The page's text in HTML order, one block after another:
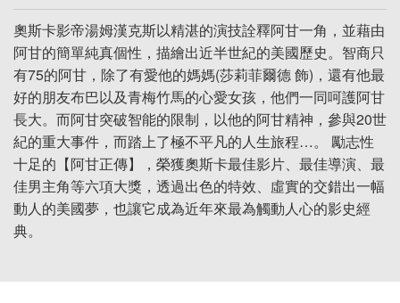
奧斯卡影帝湯姆漢克斯以精湛的演技詮釋阿甘一角，並藉由
阿甘的簡單純真個性，描繪出近半世紀的美國歷史。智商只
有75的阿甘，除了有愛他的媽媽(莎莉菲爾德 飾)，還有他最
好的朋友布巴以及青梅竹馬的心愛女孩，他們一同呵護阿甘
長大。而阿甘突破智能的限制，以他的阿甘精神，參與20世
紀的重大事件，而踏上了極不平凡的人生旅程…。 勵志性
十足的【阿甘正傳】，榮獲奧斯卡最佳影片、最佳導演、最
佳男主角等六項大獎，透過出色的特效、虛實的交錯出一幅
動人的美國夢，也讓它成為近年來最為觸動人心的影史經
典。